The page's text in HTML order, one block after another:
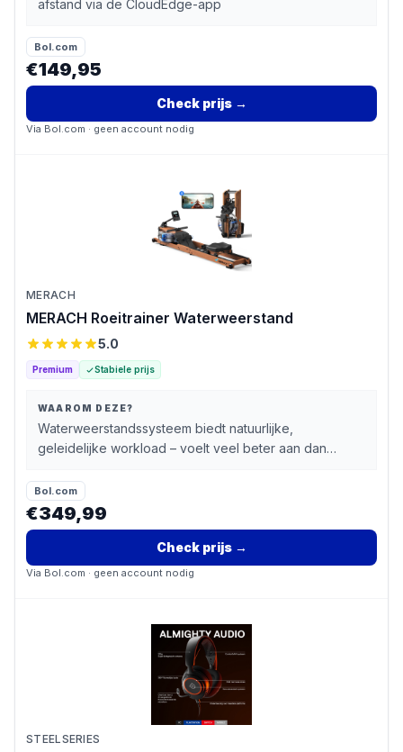
afstand via de CloudEdge-app
Bol.com
€149,95
Check prijs→
Via Bol.com · geen account nodig
MERACH
MERACH Roeitrainer Waterweerstand
5.0
Premium Stabiele prijs
WAAROM DEZE?
Waterweerstandssysteem biedt natuurlijke,
geleidelijke workload – voelt veel beter aan dan
Bol.com
€349,99
Check prijs→
Via Bol.com · geen account nodig
STEELSERIES